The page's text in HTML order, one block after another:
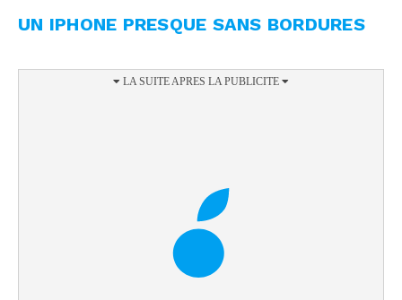
UN IPHONE PRESQUE SANS BORDURES